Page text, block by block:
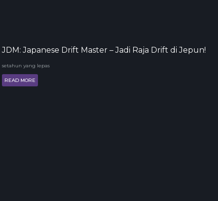
JDM: Japanese Drift Master – Jadi Raja Drift di Jepun!
setahun yang lepas
READ MORE